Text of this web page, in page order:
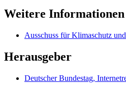
Weitere Informationen
Ausschuss für Klimaschutz
Herausgeber
Deutscher Bundestag,